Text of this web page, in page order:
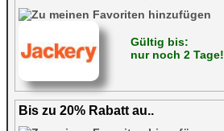
Gültig bis:
nur noch 2 Tage!
Bis zu 20% Rabatt au..